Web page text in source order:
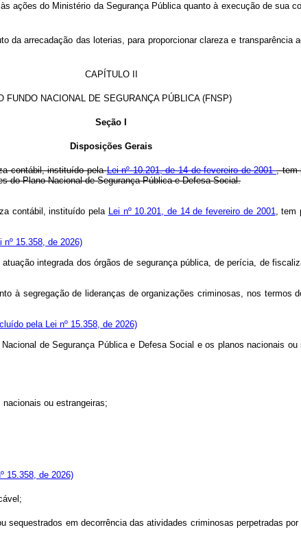
ações do Ministério da Segurança Pública quanto à execução de sua
da arrecadação das loterias, para proporcionar clareza e
CAPÍTULO II
FUNDO NACIONAL DE SEGURANÇA PÚBLICA (FNSP)
Seção I
Disposições Gerais
contábil, instituído pelaLei nº 10.201, de 14 de fevereiro de 2001, tem
do Plano Nacional de Segurança Pública e Defesa Social.
contábil, instituído pela Lei nº 10.201, de 14 de fevereiro de 2001, tem
nº 15.358, de 2026)
integrada dos órgãos de segurança pública, de perícia, de
à segregação de lideranças de organizações criminosas, nos
pela Lei nº 15.358, de 2026)
de Segurança Pública e Defesa Social e os planos nacionais
ou estrangeiras;
15.358, de 2026)
em decorrência das atividades criminosas perpetradas